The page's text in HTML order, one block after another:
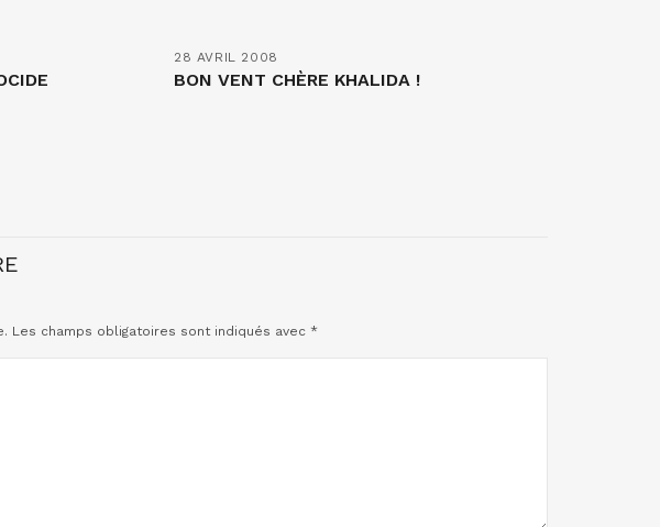
28 AVRIL 2008
BON VENT CHÈRE KHALIDA !
Les champs obligatoires sont indiqués avec *